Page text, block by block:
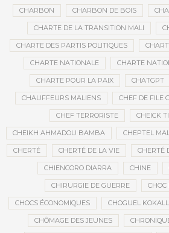
CHARBON CHARBON DE BOIS
CHARTE DE LA TRANSITION MALI
CHARTE DES PARTIS POLITIQUES
CHARTE NATIONALE CHARTE
CHARTE POUR LA PAIX CHATGPT
CHAUFFEURS MALIENS CHEF DE FILE
CHEF TERRORISTE CHEICK
CHEIKH AHMADOU BAMBA CHEPTEL
CHERTÉ CHERTÉ DE LA VIE CHERTÉ
CHIENCORO DIARRA CHINE
CHIRURGIE DE GUERRE CHOC
CHOCS ÉCONOMIQUES CHOGUEL
CHÔMAGE DES JEUNES